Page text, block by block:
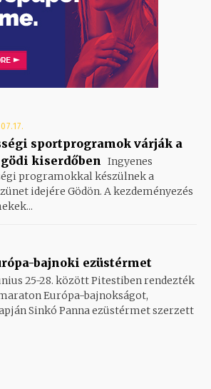
sportprogramok várják a
kiserdőben
Ingyenes
programokkal készülnek a
idejére Gödön. A kezdeményezés
bajnoki ezüstérmet
25-28. között Pitestiben rendezték
Európa-bajnokságot,
Sinkó Panna ezüstérmet szerzett